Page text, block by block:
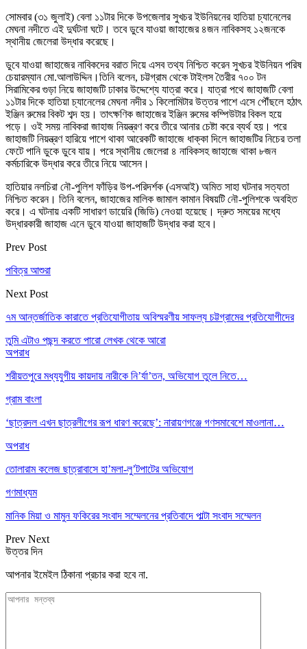
সোমবার (৩১ জুলাই) বেলা ১১টার দিকে উপজেলার সুখচর ইউনিয়নের হাতিয়া চ্যানেলের
মেঘনা নদীতে এই দুর্ঘটনা ঘটে। তবে ডুবে যাওয়া জাহাজের ৪জন নাবিকসহ ১২জনকে
স্থানীয় জেলেরা উদ্ধার করেছে।
ডুবে যাওয়া জাহাজের নাবিকদের বরাত দিয়ে এসব তথ্য নিশ্চিত করেন সুখচর ইউনিয়ন পরিষ
চেয়ারম্যান মো.আলাউদ্দিন।তিনি বলেন, চট্টগ্রাম থেকে টাইলস তৈরীর ৭০০ টন
সিরামিকের গুড়া নিয়ে জাহাজটি ঢাকার উদ্দেশ্যে যাত্রা করে। যাত্রা পথে জাহাজটি বেলা
১১টার দিকে হাতিয়া চ্যানেলের মেঘনা নদীর ১ কিলোমিটার উত্তর পাশে এসে পৌঁছলে হঠাৎ
ইঞ্জিন রুমের বিকট শব্দ হয়। তাৎক্ষণিক জাহাজের ইঞ্জিন রুমের কম্পিউটার বিকল হয়ে
পড়ে। ওই সময় নাবিকরা জাহাজ নিয়ন্ত্রণ করে তীরে আনার চেষ্টা করে ব্যর্থ হয়। পরে
জাহাজটি নিয়ন্ত্রণ হারিয়ে পাশে থাকা আরেকটি জাহাজে ধাক্কা দিলে জাহাজটির নিচের তলা
ফেটে পানি ডুকে ডুবে যায়। পরে স্থানীয় জেলেরা ৪ নাবিকসহ জাহাজে থাকা ৮জন
কর্মচারিকে উদ্ধার করে তীরে নিয়ে আসেন।
হাতিয়ার নলচিরা নৌ-পুলিশ ফাঁড়ির উপ-পরিদর্শক (এসআই) অমিত সাহা ঘটনার সত্যতা
নিশ্চিত করেন। তিনি বলেন, জাহাজের মালিক জামাল কামান বিষয়টি নৌ-পুলিশকে অবহিত
করে। এ ঘটনায় একটি সাধারণ ডায়েরি (জিডি) নেওয়া হয়েছে। দ্রুত সময়ের মধ্যে
উদ্ধারকারী জাহাজ এনে ডুবে যাওয়া জাহাজটি উদ্ধার করা হবে।
Prev Post
পবিত্র আশুরা
Next Post
৭ম আন্তর্জাতিক কারাতে প্রতিযোগীতায় অবিস্মরণীয় সাফল্য চট্টগ্রামের প্রতিযোগীদের
তুমি এটাও পছন্দ করতে পারো লেখক থেকে আরো
অপরাধ
শরীয়তপুরে মধ্যযুগীয় কায়দায় নারীকে নি’র্যা’তন, অভিযোগ তুলে নিতে…
গ্রাম বাংলা
‘ছাত্রদল এখন ছাত্রলীগের রূপ ধারণ করেছে’: নারায়ণগঞ্জে গণসমাবেশে মাওলানা…
অপরাধ
তোলারাম কলেজ ছাত্রাবাসে হা’মলা-লু’টপাটের অভিযোগ
গণমাধ্যম
মানিক মিয়া ও মামুন ফকিরের সংবাদ সম্মেলনের প্রতিবাদে পাল্টা সংবাদ সম্মেলন
Prev Next
উত্তর দিন
আপনার ইমেইল ঠিকানা প্রচার করা হবে না.